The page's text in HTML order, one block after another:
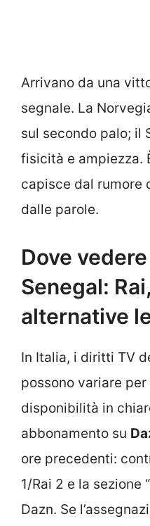
Arrivano da una
segnale. La
sul secondo palo; il
fisicità e ampiezza.
capisce dal rumore
dalle parole.
Dove
Senegal:
alternative
In Italia, i diritti TV
possono variare
disponibilità in
abbonamento su
ore precedenti:
1/Rai 2 e la sezione
Dazn. Se